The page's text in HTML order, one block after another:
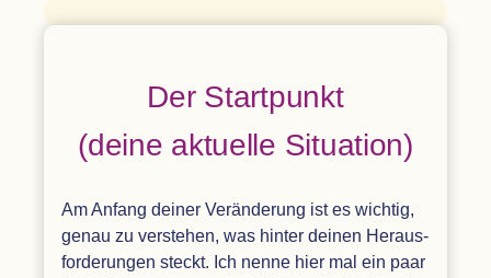
Der Start­punkt
(deine aktu­elle Situation)
Am Anfang dei­ner Ver­än­de­rung ist es wich­tig,
genau zu ver­ste­hen, was hin­ter dei­nen Her­aus­
for­de­run­gen steckt. Ich nenne hier mal ein paar